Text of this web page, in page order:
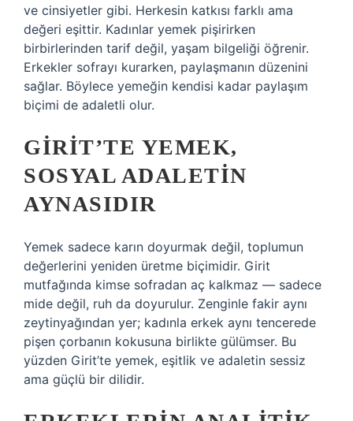
ve cinsiyetler gibi. Herkesin katkısı farklı ama
değeri eşittir. Kadınlar yemek pişirirken
birbirlerinden tarif değil, yaşam bilgeliği öğrenir.
Erkekler sofrayı kurarken, paylaşmanın düzenini
sağlar. Böylece yemeğin kendisi kadar paylaşım
biçimi de adaletli olur.
GIRIT’TE YEMEK,
SOSYAL ADALETIN
AYNASIDIR
Yemek sadece karın doyurmak değil, toplumun
değerlerini yeniden üretme biçimidir. Girit
mutfağında kimse sofradan aç kalkmaz — sadece
mide değil, ruh da doyurulur. Zenginle fakir aynı
zeytinyağından yer; kadınla erkek aynı tencerede
pişen çorbanın kokusuna birlikte gülümser. Bu
yüzden Girit’te yemek, eşitlik ve adaletin sessiz
ama güçlü bir dilidir.